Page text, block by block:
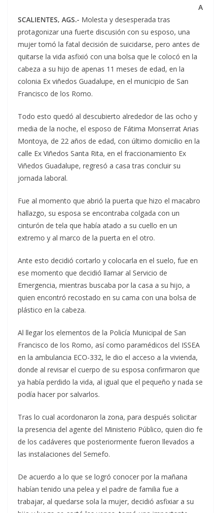
A
SCALIENTES, AGS.- Molesta y desesperada tras
protagonizar una fuerte discusión con su esposo, una
mujer tomó la fatal decisión de suicidarse, pero antes de
quitarse la vida asfixió con una bolsa que le colocó en la
cabeza a su hijo de apenas 11 meses de edad, en la
colonia Ex viñedos Guadalupe, en el municipio de San
Francisco de los Romo.
Todo esto quedó al descubierto alrededor de las ocho y
media de la noche, el esposo de Fátima Monserrat Arias
Montoya, de 22 años de edad, con último domicilio en la
calle Ex Viñedos Santa Rita, en el fraccionamiento Ex
Viñedos Guadalupe, regresó a casa tras concluir su
jornada laboral.
Fue al momento que abrió la puerta que hizo el macabro
hallazgo, su esposa se encontraba colgada con un
cinturón de tela que había atado a su cuello en un
extremo y al marco de la puerta en el otro.
Ante esto decidió cortarlo y colocarla en el suelo, fue en
ese momento que decidió llamar al Servicio de
Emergencia, mientras buscaba por la casa a su hijo, a
quien encontró recostado en su cama con una bolsa de
plástico en la cabeza.
Al llegar los elementos de la Policía Municipal de San
Francisco de los Romo, así como paramédicos del ISSEA
en la ambulancia ECO-332, le dio el acceso a la vivienda,
donde al revisar el cuerpo de su esposa confirmaron que
ya había perdido la vida, al igual que el pequeño y nada se
podía hacer por salvarlos.
Tras lo cual acordonaron la zona, para después solicitar
la presencia del agente del Ministerio Público, quien dio fe
de los cadáveres que posteriormente fueron llevados a
las instalaciones del Semefo.
De acuerdo a lo que se logró conocer por la mañana
habían tenido una pelea y el padre de familia fue a
trabajar, al quedarse sola la mujer, decidió asfixiar a su